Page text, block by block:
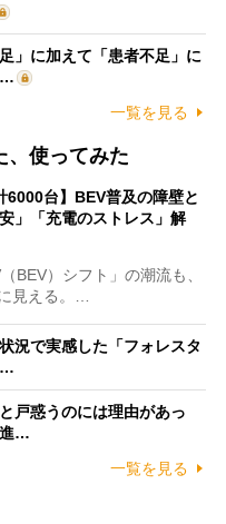
」に加えて「患者不足」に
…
一覧を見る
、使ってみた
6000台】BEV普及の障壁と
」「充電のストレス」解
BEV）シフト」の潮流も、
見える。…
況で実感した「フォレスタ
…
戸惑うのには理由があっ
…
一覧を見る